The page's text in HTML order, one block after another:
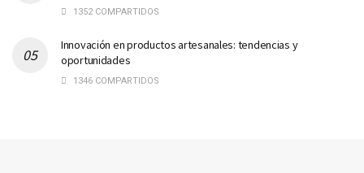
1352 COMPARTIDOS
Innovación en productos artesanales: tendencias y
oportunidades
1346 COMPARTIDOS